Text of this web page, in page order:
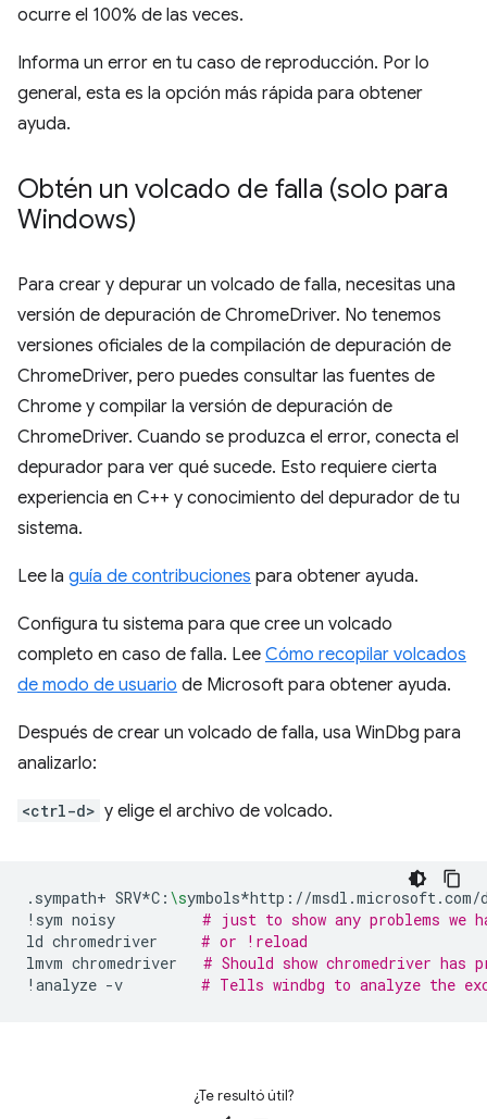
ocurre el 100% de las veces.
Informa un error en tu caso de reproducción. Por lo
general, esta es la opción más rápida para obtener
ayuda.
Obtén un volcado de falla (solo para
Windows)
Para crear y depurar un volcado de falla, necesitas una
versión de depuración de ChromeDriver. No tenemos
versiones oficiales de la compilación de depuración de
ChromeDriver, pero puedes consultar las fuentes de
Chrome y compilar la versión de depuración de
ChromeDriver. Cuando se produzca el error, conecta el
depurador para ver qué sucede. Esto requiere cierta
experiencia en C++ y conocimiento del depurador de tu
sistema.
Lee la guía de contribuciones para obtener ayuda.
Configura tu sistema para que cree un volcado
completo en caso de falla. Lee Cómo recopilar volcados
de modo de usuario de Microsoft para obtener ayuda.
Después de crear un volcado de falla, usa WinDbg para
analizarlo:
<ctrl-d> y elige el archivo de volcado.
.sympath+ SRV*C: \symbols*http://msdl.microsoft.com/
!sym noisy
# just to show any problems we
ld chromedriver
# or !reload
lmvm chromedriver
# Should show chromedriver has
!analyze -v # Tells windbg to analyze the
¿Te resultó útil?